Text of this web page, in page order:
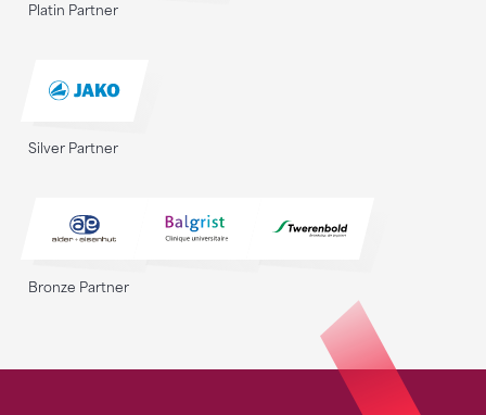
Platin Partner
Silver Partner
Bronze Partner